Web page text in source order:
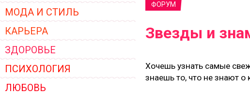
ГЛАВНЫЕ ТРЕНДЫ ВЕРХНЕЙ
ЖЕНСКОЙ ОДЕЖДЫ 2026
МОДА И СТИЛЬ
КАРЬЕРА
ЗДОРОВЬЕ
ПСИХОЛОГИЯ
ЛЮБОВЬ
ФОРУМ
Звезды и
Хочешь узнать самые
знаешь то, что не знают о